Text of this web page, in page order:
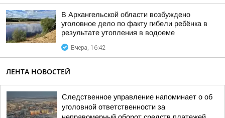
В Архангельской области возбуждено
уголовное дело по факту гибели ребёнка в
результате утопления в водоеме
Вчера, 16:42
ЛЕНТА НОВОСТЕЙ
Следственное управление напоминает о об
уголовной ответственности за